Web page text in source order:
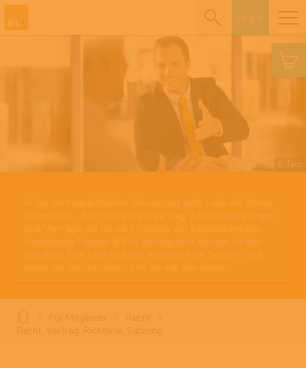
Login
© Tassi
In der vertragsärztlichen Versorgung geht – wie der Name
schon sagt – fast nichts ohne Vertrag. Alle Vereinbarungen
und Verträge, die für die Mitglieder der Kassenärztlichen
Vereinigung Hessen (KVH) wichtig sind, können sie hier
einsehen. Eine Filterfunktion erleichtert die Suche – und
wenn alle Stricke reißen, hilft die info.line weiter.
Für Mitglieder
Recht
Recht, Vertrag, Richtlinie, Satzung